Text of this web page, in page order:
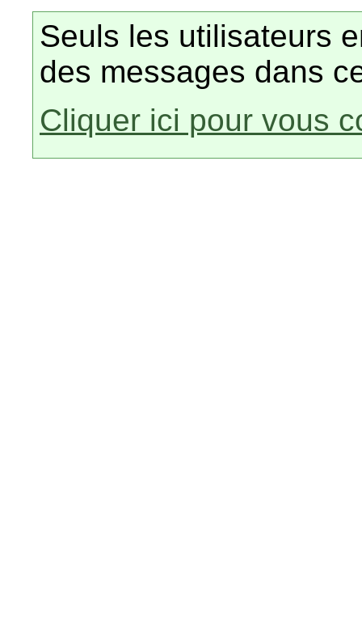
Seuls les utilisateurs
des messages dans
Cliquer ici pour vous